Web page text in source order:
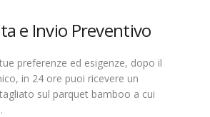
e Invio Preventivo
preferenze ed esigenze, dopo il
in 24 ore puoi ricevere un
sul parquet bamboo a cui